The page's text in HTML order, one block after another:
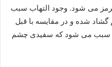
می شود. وجود التهاب سبب
شده و در مقایسه با قبل
سبب می شود که سفیدی چشم